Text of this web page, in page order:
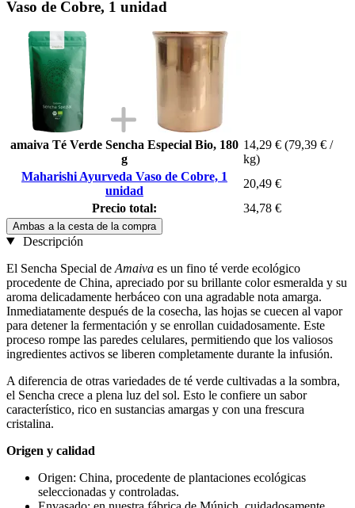
Vaso de Cobre, 1 unidad
amaiva Té Verde Sencha Especial Bio, 180
g
14,29 € (79,39 € /
kg)
Maharishi Ayurveda Vaso de Cobre, 1
unidad
20,49 €
Precio total:
34,78 €
Ambas a la cesta de la compra
Descripción
El Sencha Special de Amaiva es un fino té verde ecológico
procedente de China, apreciado por su brillante color esmeralda y su
aroma delicadamente herbáceo con una agradable nota amarga.
Inmediatamente después de la cosecha, las hojas se cuecen al vapor
para detener la fermentación y se enrollan cuidadosamente. Este
proceso rompe las paredes celulares, permitiendo que los valiosos
ingredientes activos se liberen completamente durante la infusión.
A diferencia de otras variedades de té verde cultivadas a la sombra,
el Sencha crece a plena luz del sol. Esto le confiere un sabor
característico, rico en sustancias amargas y con una frescura
cristalina.
Origen y calidad
Origen: China, procedente de plantaciones ecológicas
seleccionadas y controladas.